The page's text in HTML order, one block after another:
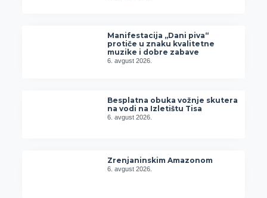
Manifestacija „Dani piva“
protiče u znaku kvalitetne
muzike i dobre zabave
6. avgust 2026.
Besplatna obuka vožnje skutera
na vodi na Izletištu Tisa
6. avgust 2026.
Zrenjaninskim Amazonom
6. avgust 2026.